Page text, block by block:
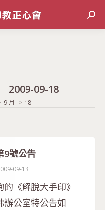
2009-09-18
9 月 18
9號公告
09-18
《解脫大手印》
辦公室特公告如